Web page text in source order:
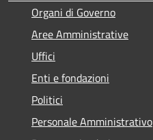
Organi di Governo
Aree Amministrative
Uffici
Enti e fondazioni
Politici
Personale Amministrativo